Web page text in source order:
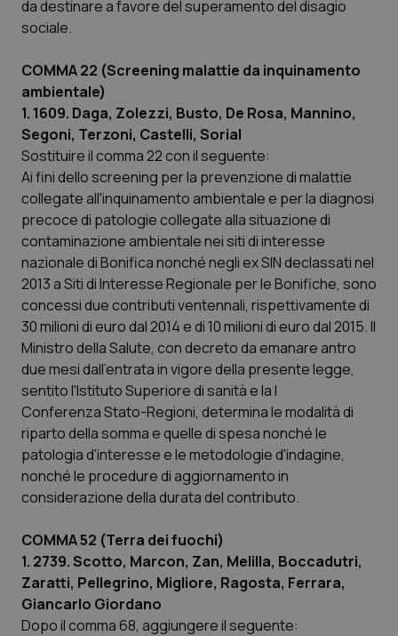
Edizioni Regionali
Professionisti Sanitari.AI
Abruzzo
Basilicata
Calabria
Campania
Emilia-Romagna
Friuli Venezia Giulia
Lazio
Liguria
Marche
Molise
QS Pro Gold
Artrite & artrosi
Asma & BPCO
Car-T
Colesterolo & coronaropatie
Dermatite Atopica
Diabete & glucometri
Disturbi dell’umore
Donna & Salute
Epatiti
QS Club Newsletter
da destinare a favore del superamento del disagio
sociale.
COMMA 22 (Screening malattie da inquinamento
ambientale)
1. 1609. Daga, Zolezzi, Busto, De Rosa, Mannino,
Segoni, Terzoni, Castelli, Sorial
Sostituire il comma 22 con il seguente:
Ai fini dello screening per la prevenzione di malattie
collegate all'inquinamento ambientale e per la diagnosi
precoce di patologie collegate alla situazione di
contaminazione ambientale nei siti di interesse
nazionale di Bonifica nonché negli ex SIN declassati nel
2013 a Siti di Interesse Regionale per le Bonifiche, sono
concessi due contributi ventennali, rispettivamente di
30 milioni di euro dal 2014 e di 10 milioni di euro dal 2015. Il
Ministro della Salute, con decreto da emanare antro
due mesi dall'entrata in vigore della presente legge,
sentito l'Istituto Superiore di sanità e la I
Conferenza Stato-Regioni, determina le modalità di
riparto della somma e quelle di spesa nonché le
patologia d'interesse e le metodologie d'indagine,
nonché le procedure di aggiornamento in
considerazione della durata del contributo.
COMMA 52 (Terra dei fuochi)
1. 2739. Scotto, Marcon, Zan, Melilla, Boccadutri,
Zaratti, Pellegrino, Migliore, Ragosta, Ferrara,
Giancarlo Giordano
Dopo il comma 68, aggiungere il seguente: